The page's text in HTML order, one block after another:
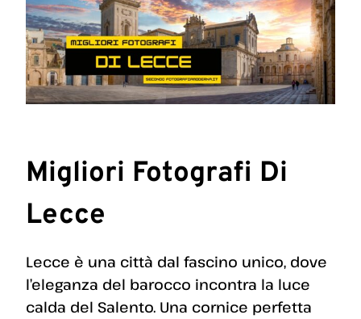
Migliori Fotografi Di
Lecce
Lecce è una città dal fascino unico, dove
l’eleganza del barocco incontra la luce
calda del Salento. Una cornice perfetta